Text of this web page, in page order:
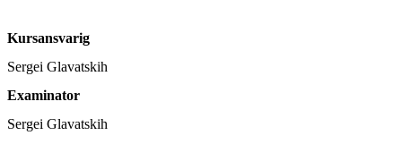
Kursansvarig
Sergei Glavatskih
Examinator
Sergei Glavatskih